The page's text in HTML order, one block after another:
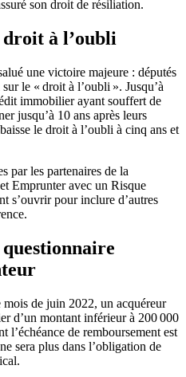
son droit de résiliation.
à l’oubli
une victoire majeure : députés
le « droit à l’oubli ». Jusqu’à
immobilier ayant souffert de
jusqu’à 10 ans après leurs
le droit à l’oubli à cinq ans et
par les partenaires de la
Emprunter avec un Risque
s’ouvrir pour inclure d’autres
de juin 2022, un acquéreur
d’un montant inférieur à 200 000
l’échéance de remboursement est
sera plus dans l’obligation de